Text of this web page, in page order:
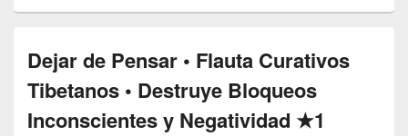
Dejar de Pensar • Flauta Curativos
Tibetanos • Destruye Bloqueos
Inconscientes y Negatividad ★1